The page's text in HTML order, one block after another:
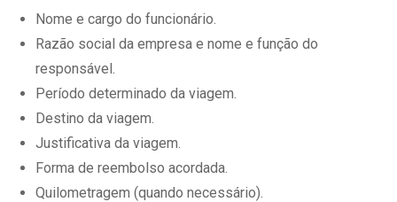
Nome e cargo do funcionário.
Razão social da empresa e nome e função do
responsável.
Período determinado da viagem.
Destino da viagem.
Justificativa da viagem.
Forma de reembolso acordada.
Quilometragem (quando necessário).